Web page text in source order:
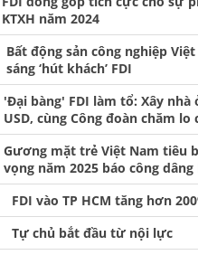
KTXH năm 2024
Bất động sản công nghiệp
sáng ‘hút khách’ FDI
'Đại bàng' FDI làm tổ: Xây nhà
USD, cùng Công đoàn chăm lo
Gương mặt trẻ Việt Nam tiêu
vọng năm 2025 báo công dâng
FDI vào TP HCM tăng hơn
Tự chủ bắt đầu từ nội lực